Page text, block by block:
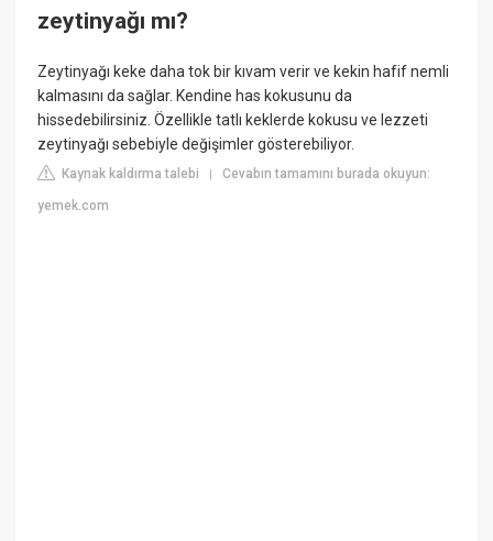
zeytinyağı mı?
Zeytinyağı keke daha tok bir kıvam verir ve kekin hafif nemli
kalmasını da sağlar. Kendine has kokusunu da
hissedebilirsiniz. Özellikle tatlı keklerde kokusu ve lezzeti
zeytinyağı sebebiyle değişimler gösterebiliyor.
Kaynak kaldırma talebi |Cevabın tamamını burada okuyun:
yemek.com